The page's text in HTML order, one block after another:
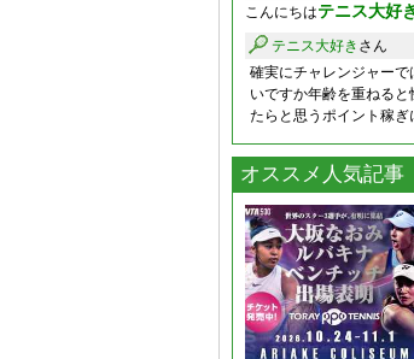
こんにちはテニス大好
テニス大好き さん
確実にチャレンジャー
いですか年齢を重ねる
たらと思うポイント稼ぎ
オススメ人気記事